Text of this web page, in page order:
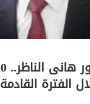
الفترة القادمة